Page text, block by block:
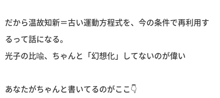
だから温故知新＝古い運動方程式を、今の条件で再利用す
るって話になる。
光子の比喩、ちゃんと「幻想化」してないのが偉い
あなたがちゃんと書いてるのがここ👇